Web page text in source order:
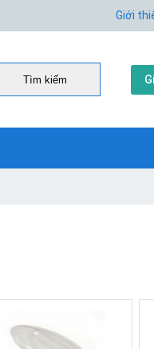
Giới
Tìm kiếm